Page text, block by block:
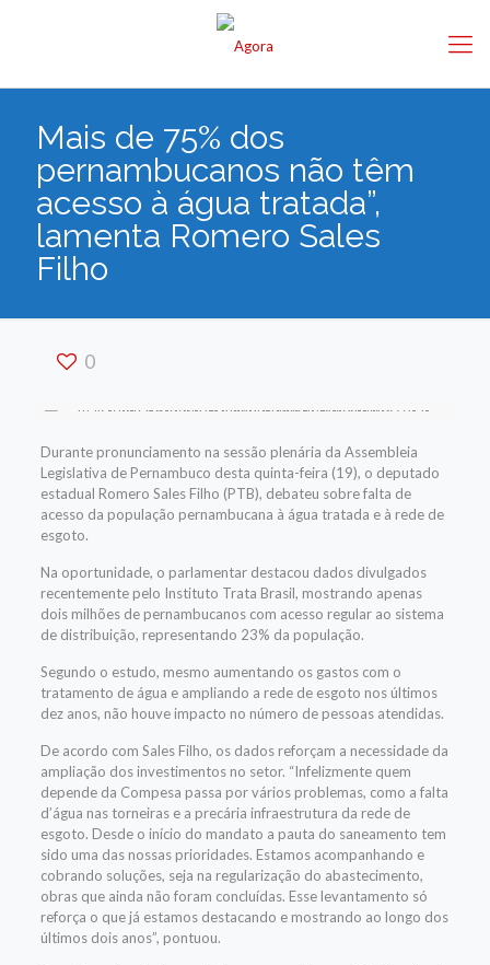
Mais de 75% dos
pernambucanos não têm
acesso à água tratada”,
lamenta Romero Sales
Filho
0
Durante pronunciamento na sessão plenária da Assembleia
Legislativa de Pernambuco desta quinta-feira (19), o deputado
estadual Romero Sales Filho (PTB), debateu sobre falta de
acesso da população pernambucana à água tratada e à rede de
esgoto.
Na oportunidade, o parlamentar destacou dados divulgados
recentemente pelo Instituto Trata Brasil, mostrando apenas
dois milhões de pernambucanos com acesso regular ao sistema
de distribuição, representando 23% da população.
Segundo o estudo, mesmo aumentando os gastos com o
tratamento de água e ampliando a rede de esgoto nos últimos
dez anos, não houve impacto no número de pessoas atendidas.
De acordo com Sales Filho, os dados reforçam a necessidade da
ampliação dos investimentos no setor. “Infelizmente quem
depende da Compesa passa por vários problemas, como a falta
d’água nas torneiras e a precária infraestrutura da rede de
esgoto. Desde o início do mandato a pauta do saneamento tem
sido uma das nossas prioridades. Estamos acompanhando e
cobrando soluções, seja na regularização do abastecimento,
obras que ainda não foram concluídas. Esse levantamento só
reforça o que já estamos destacando e mostrando ao longo dos
últimos dois anos”, pontuou.